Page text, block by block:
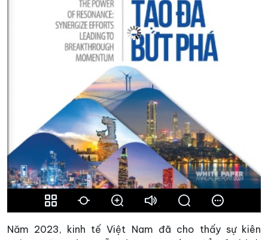
Năm 2023, kinh tế Việt Nam đã cho thấy sự kiên